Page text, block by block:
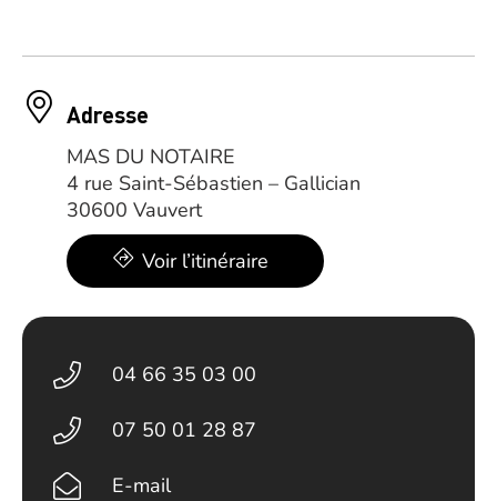
Adresse
MAS DU NOTAIRE
4 rue Saint-Sébastien – Gallician
30600 Vauvert
Voir l’itinéraire
04 66 35 03 00
07 50 01 28 87
E-mail